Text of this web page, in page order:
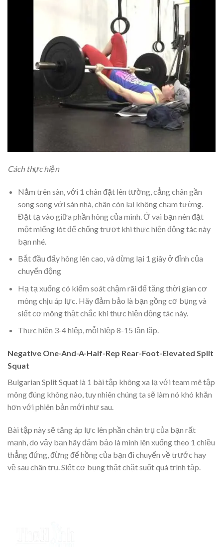
Cách thực hiện
Nằm trên sàn, với 1 chân đặt lên tường, cẳng chân gần
song song với sàn nhà, chân còn lại không chạm tường.
Đặt tạ vào giữa phần hông của mình. Ở vai bạn nên đặt
một miếng lót để chống trượt khi thực hiện động tác này
bạn nhé.
Bắt đầu đẩy hông lên cao, và dừng lại 1 giây ở đỉnh của
chuyển động
Hạ tạ xuống có kiểm soát chậm rãi để tăng thời gian cơ
mông chịu áp lực. Hãy đảm bảo là bạn gồng cơ bụng và
siết cơ mông thật chắc khi thực hiện động tác này.
Thực hiện 3-4 hiệp, mỗi hiệp 8-15 lần lặp.
Negative One-And-A-Half-Rep Rear-Foot-Elevated Split
Squat
Bulgarian Split Squat là 1 bài tập không xa lạ với team mê tập
mông đúng không nào, tuy nhiên chúng ta sẽ làm nó khó khăn
hơn với phiên bản mới như sau.
Bài tập này sẽ tăng áp lực lên phần chân trụ của bạn rất
mạnh, do vậy bạn hãy đảm bảo là mình lên xuống theo 1 chiều
thẳng đứng, đừng để hồng của bạn đi chuyển về trước hay
về sau chân trụ. Siết cơ bụng thật chặt suốt quá trình tập.